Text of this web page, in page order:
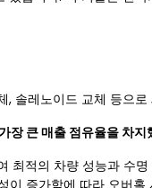
솔레노이드 교체 등으로
장 큰 매출 점유율을 차지
최적의 차량 성능과 수